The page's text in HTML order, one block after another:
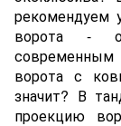
рекомендуем
ворота -
современным
ворота с
значит? В
проекцию